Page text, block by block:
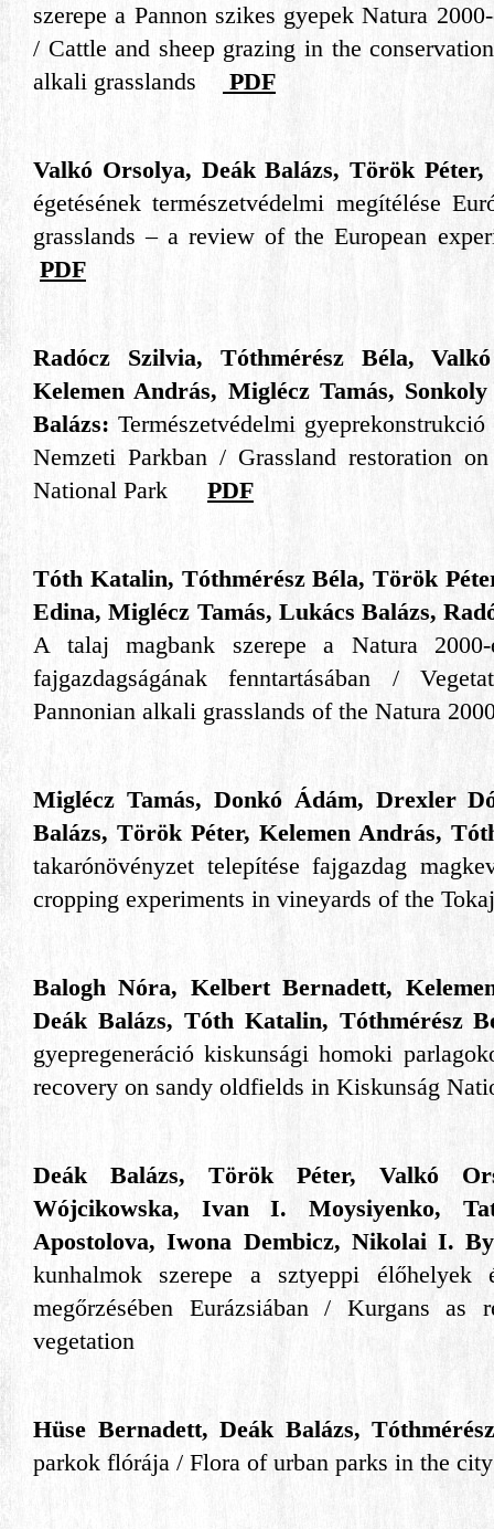
szerepe a Pannon szikes gyepek Natura
/ Cattle and sheep grazing in the
alkali grasslands
PDF
Valkó Orsolya, Deák Balázs, Török
égetésének természetvédelmi megítélése
grasslands – a review of the European
PDF
Radócz Szilvia, Tóthmérész Béla,
Kelemen András, Miglécz Tamás,
Balázs: Természetvédelmi
Nemzeti Parkban / Grassland restoration
National Park PDF
Tóth Katalin, Tóthmérész Béla, Török
Edina, Miglécz Tamás, Lukács Balázs,
A talaj magbank szerepe a Natura
fajgazdagságának fenntartásában /
Pannonian alkali grasslands of the Natura
Miglécz Tamás, Donkó Ádám, Drexler
Balázs, Török Péter, Kelemen András,
takarónövényzet telepítése fajgazdag
cropping experiments in vineyards of the
Balogh Nóra, Kelbert Bernadett,
Deák Balázs, Tóth Katalin, Tóthmérész
gyepregeneráció kiskunsági homoki
recovery on sandy oldfields in Kiskunság
Deák Balázs, Török Péter, Valkó
Wójcikowska, Ivan I. Moysiyenko,
Apostolova, Iwona Dembicz, Nikolai I.
kunhalmok szerepe a sztyeppi
megőrzésében Eurázsiában / Kurgans as
vegetation
Hüse Bernadett, Deák Balázs,
parkok flórája / Flora of urban parks in the